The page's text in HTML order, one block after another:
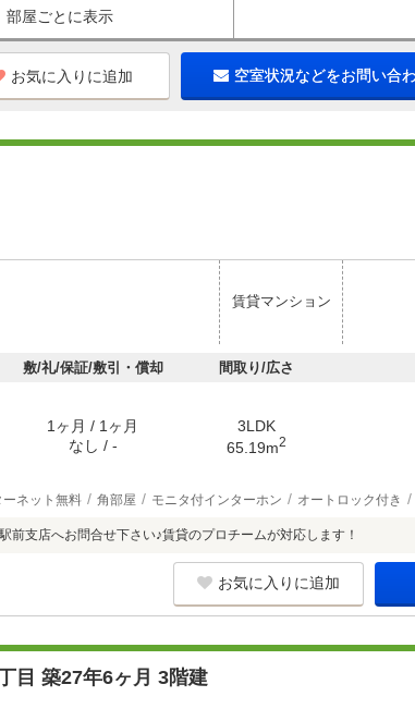
部屋ごとに表示
お気に入りに追加 空室状況などをお問い合
賃貸マンション
敷/礼/保証/敷引・償却 間取り/広さ
1ヶ月 / 1ヶ月
なし / -
3LDK
65.19m2
ーネット無料 角部屋 モニタ付インターホン オートロック付き
前支店へお問合せ下さい♪賃貸のプロチームが対応します！
お気に入りに追加
目 築27年6ヶ月 3階建